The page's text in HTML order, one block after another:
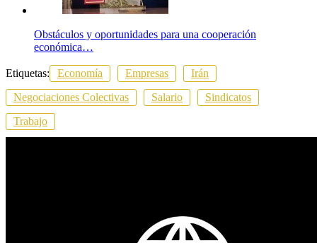
Obstáculos y oportunidades para una cooperación
económica…
Etiquetas: Economía Empresas
Irán
Negociaciones Colectivas
Salario
Sindicatos
Trabajo